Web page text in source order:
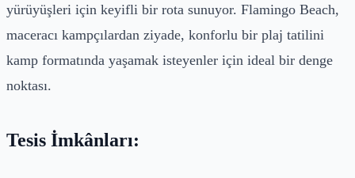
yürüyüşleri için keyifli bir rota sunuyor. Flamingo Beach,
maceracı kampçılardan ziyade, konforlu bir plaj tatilini
kamp formatında yaşamak isteyenler için ideal bir denge
noktası.
Tesis İmkânları: